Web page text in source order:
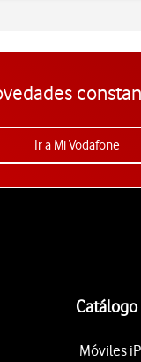
Ir a Mi Vodafone
Móviles